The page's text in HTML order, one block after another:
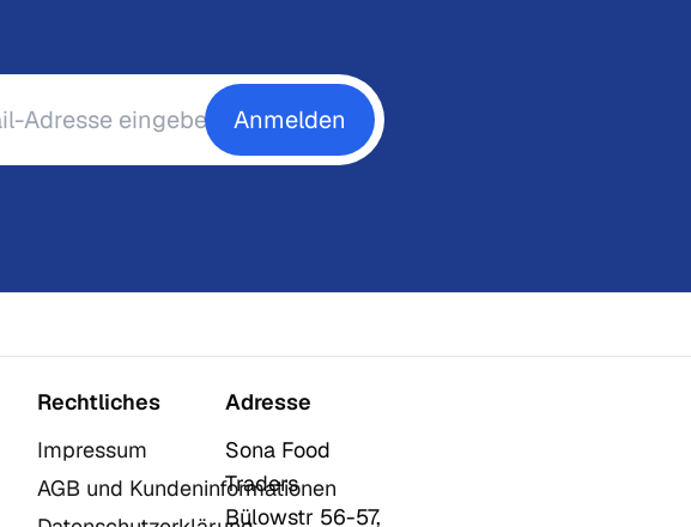
Anmelden
Rechtliches
Impressum
AGB und Kundeninformationen
Adresse
Sona Food
Traders
Bülowstr 56-57,